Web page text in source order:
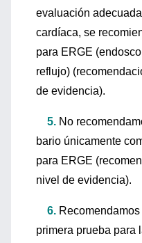
evaluación
cardíaca, se
para ERGE
reflujo)
de evidencia).
5. No
bario únicamente
para ERGE
nivel de evidencia).
6.
primera prueba para